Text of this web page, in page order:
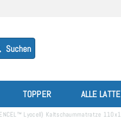
Suchen
TOPPER ALLE
Lyocell) Kaltschaummatratze